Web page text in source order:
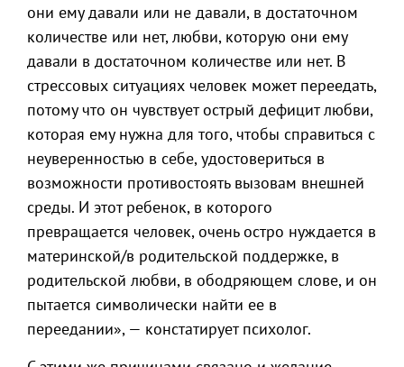
они ему давали или не давали, в достаточном
количестве или нет, любви, которую они ему
давали в достаточном количестве или нет. В
стрессовых ситуациях человек может переедать,
потому что он чувствует острый дефицит любви,
которая ему нужна для того, чтобы справиться с
неуверенностью в себе, удостовериться в
возможности противостоять вызовам внешней
среды. И этот ребенок, в которого
превращается человек, очень остро нуждается в
материнской/в родительской поддержке, в
родительской любви, в ободряющем слове, и он
пытается символически найти ее в
переедании», — констатирует психолог.